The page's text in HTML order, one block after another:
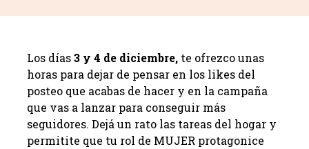
Los días3 y 4 de diciembre, te ofrezco unas
horas para dejar de pensar en los likes del
posteo que acabas de hacer y en la campaña
que vas a lanzar para conseguir más
seguidores. Dejá un rato las tareas del hogar y
permitite que tu rol de MUJER protagonice